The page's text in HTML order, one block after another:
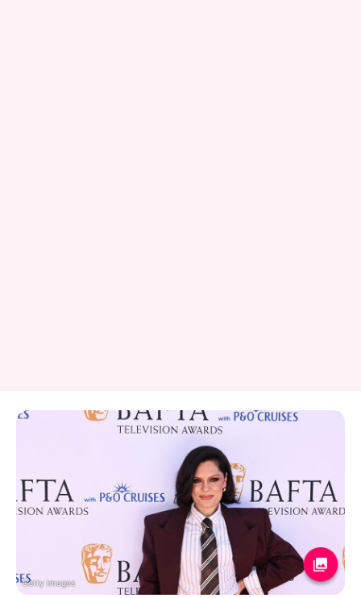
Getty Images